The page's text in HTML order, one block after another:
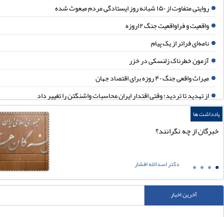
متفاوت از ۱۵۰ شبانه روز ایستادگی مردم مبعوث شده
و فراواقعیت جنگ ۱۲روزه
فراتر از یک پیام
خطرناک زلنسکی در خزر
واقعی جنگ ۴۰ روزه برای اقتصاد جهان
تهدید تا تردید؛ وقتی اقتدار ایران محاسبات واشنگتن را تغییر داد
نقطه ثقل بازدارندگی ایران
در دقیقه نود
کانون اصلی تقابل آمریکا و ایران در جنگ رمضان
با دلسوزان نظام
دوباره به پایین‌ترین رکورد محبوبیت خود رسید
ها
از چه نگرانند؟
دکتر اسدالله افشار
آخرین اخبار